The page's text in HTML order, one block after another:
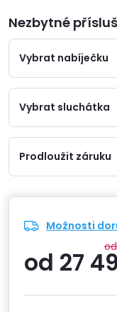
Nezbytné
Vybrat nabíječku
Vybrat sluchátka
Prodloužit záruku
Možnosti
od 27